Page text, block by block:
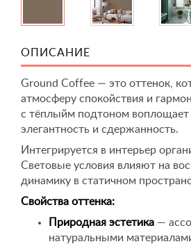
ОПИСАНИЕ
Ground Coffee — это оттенок,
атмосферу спокойствия и
с тёплыйм подтоном
элегантность и сдержанность.
Интегрируется в интерьер
Световые условия влияют на
динамику в статичном
Свойства оттенка:
Природная эстетика —
натуральными